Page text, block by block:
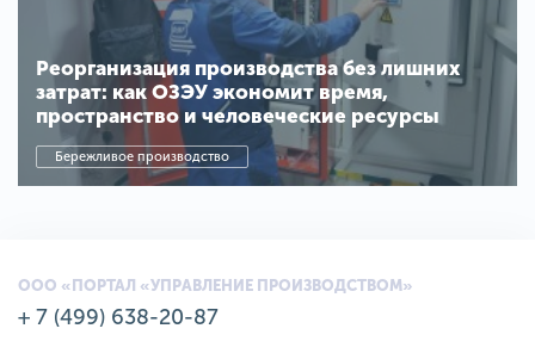
Реорганизация производства без лишних
затрат: как ОЗЭУ экономит время,
пространство и человеческие ресурсы
Бережливое производство
ООО «ПОРТАЛ «УПРАВЛЕНИЕ ПРОИЗВОДСТВОМ»
+ 7 (499) 638-20-87